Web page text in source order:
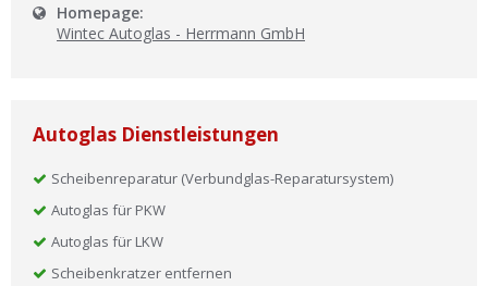
Homepage:
Wintec Autoglas - Herrmann GmbH
Autoglas Dienstleistungen
Scheibenreparatur (Verbundglas-Reparatursystem)
Autoglas für PKW
Autoglas für LKW
Scheibenkratzer entfernen